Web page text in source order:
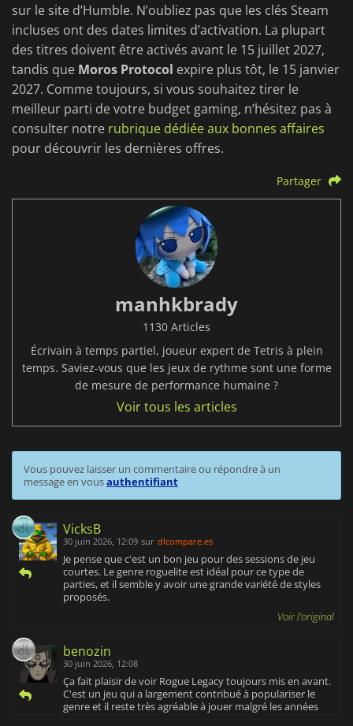
sur le site d’Humble. N’oubliez pas que les clés Steam
incluses ont des dates limites d’activation. La plupart
des titres doivent être activés avant le 15 juillet 2027,
tandis que Moros Protocol expire plus tôt, le 15 janvier
2027. Comme toujours, si vous souhaitez tirer le
meilleur parti de votre budget gaming, n’hésitez pas à
consulter notre rubrique dédiée aux bonnes affaires
pour découvrir les dernières offres.
Partager
manhkbrady
1130 Articles
Écrivain à temps partiel, joueur expert de Tetris à plein
temps. Saviez-vous que les jeux de rythme sont une forme
de mesure de performance humaine ?
Voir tous les articles
Vous pouvez laisser un commentaire ou répondre à un
message en vousauthentifiant
VicksB
30 juin 2026, 12:09 sur dlcompare.es
Je pense que c'est un bon jeu pour des sessions de jeu
courtes. Le genre roguelite est idéal pour ce type de
parties, et il semble y avoir une grande variété de styles
proposés.
Voir l'original
benozin
30 juin 2026, 12:08
Ça fait plaisir de voir Rogue Legacy toujours mis en avant.
C'est un jeu qui a largement contribué à populariser le
genre et il reste très agréable à jouer malgré les années